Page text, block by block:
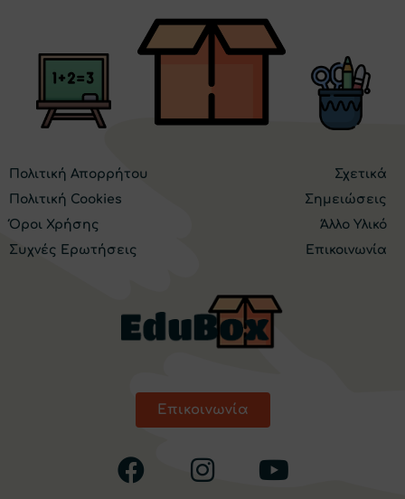
Πολιτική Απορρήτου
Πολιτική Cookies
Όροι Χρήσης
Συχνές Ερωτήσεις
Σχετικά
Σημειώσεις
Άλλο Υλικό
Επικοινωνία
Επικοινωνία